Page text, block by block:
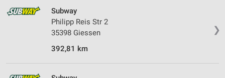
❯
Subway
Philipp Reis Str 2
35398 Giessen
392,81 km